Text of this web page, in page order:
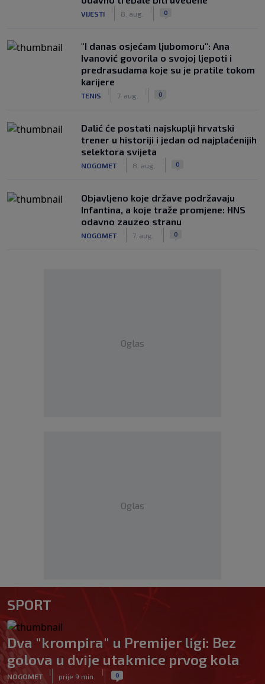
VIJESTI 8. aug. 0
"I danas osjećam ljubomoru": Ana
Ivanović govorila o svojoj ljepoti i
predrasudama koje su je pratile tokom
karijere
TENIS 7. aug. 0
Dalić će postati najskuplji hrvatski
trener u historiji i jedan od najplaćenijih
selektora svijeta
NOGOMET 8. aug. 0
Objavljeno koje države podržavaju
Infantina, a koje traže promjene: HNS
odavno zauzeo stranu
NOGOMET 7. aug. 0
Oglas
Oglas
SPORT
Dva "krompira" u Premijer ligi: Bez
golova u dvije utakmice prvog kola
NOGOMET
|
prije 9 min.
| 0